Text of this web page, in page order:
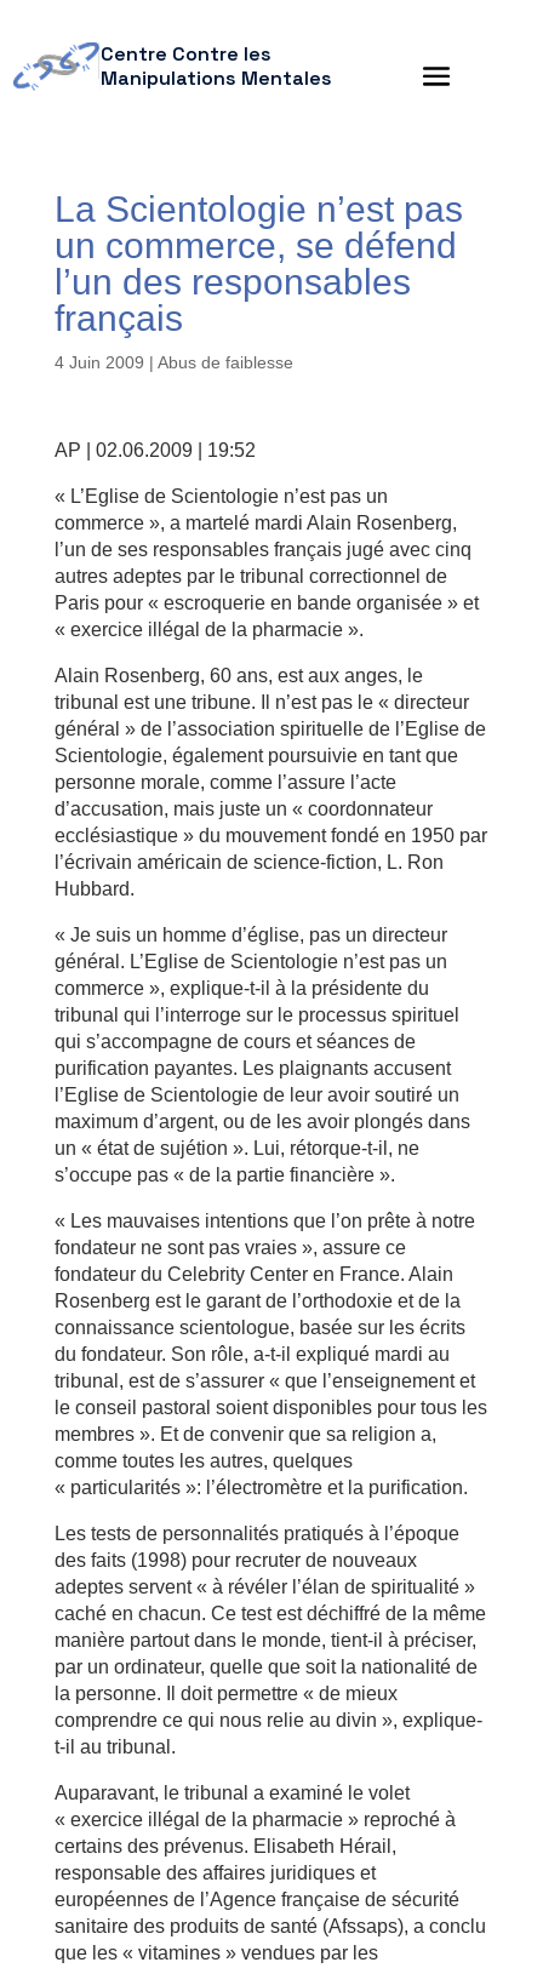
Centre Contre les
Manipulations Mentales
La Scientologie n’est pas
un commerce, se défend
l’un des responsables
français
4 Juin 2009 | Abus de faiblesse
AP | 02.06.2009 | 19:52
« L’Eglise de Scientologie n’est pas un
commerce », a martelé mardi Alain Rosenberg,
l’un de ses responsables français jugé avec cinq
autres adeptes par le tribunal correctionnel de
Paris pour « escroquerie en bande organisée » et
« exercice illégal de la pharmacie ».
Alain Rosenberg, 60 ans, est aux anges, le
tribunal est une tribune. Il n’est pas le « directeur
général » de l’association spirituelle de l’Eglise de
Scientologie, également poursuivie en tant que
personne morale, comme l’assure l’acte
d’accusation, mais juste un « coordonnateur
ecclésiastique » du mouvement fondé en 1950 par
l’écrivain américain de science-fiction, L. Ron
Hubbard.
« Je suis un homme d’église, pas un directeur
général. L’Eglise de Scientologie n’est pas un
commerce », explique-t-il à la présidente du
tribunal qui l’interroge sur le processus spirituel
qui s’accompagne de cours et séances de
purification payantes. Les plaignants accusent
l’Eglise de Scientologie de leur avoir soutiré un
maximum d’argent, ou de les avoir plongés dans
un « état de sujétion ». Lui, rétorque-t-il, ne
s’occupe pas « de la partie financière ».
« Les mauvaises intentions que l’on prête à notre
fondateur ne sont pas vraies », assure ce
fondateur du Celebrity Center en France. Alain
Rosenberg est le garant de l’orthodoxie et de la
connaissance scientologue, basée sur les écrits
du fondateur. Son rôle, a-t-il expliqué mardi au
tribunal, est de s’assurer « que l’enseignement et
le conseil pastoral soient disponibles pour tous les
membres ». Et de convenir que sa religion a,
comme toutes les autres, quelques
« particularités »: l’électromètre et la purification.
Les tests de personnalités pratiqués à l’époque
des faits (1998) pour recruter de nouveaux
adeptes servent « à révéler l’élan de spiritualité »
caché en chacun. Ce test est déchiffré de la même
manière partout dans le monde, tient-il à préciser,
par un ordinateur, quelle que soit la nationalité de
la personne. Il doit permettre « de mieux
comprendre ce qui nous relie au divin », explique-
t-il au tribunal.
Auparavant, le tribunal a examiné le volet
« exercice illégal de la pharmacie » reproché à
certains des prévenus. Elisabeth Hérail,
responsable des affaires juridiques et
européennes de l’Agence française de sécurité
sanitaire des produits de santé (Afssaps), a conclu
que les « vitamines » vendues par les